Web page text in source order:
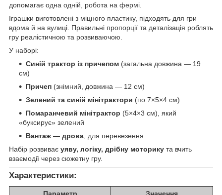
допомагає одна одній, робота на фермі.
Іграшки виготовлені з міцного пластику, підходять для гри
вдома й на вулиці. Правильні пропорції та деталізація роблять
гру реалістичною та розвиваючою.
У наборі:
Синій трактор із причепом (загальна довжина — 19
см)
Причеп (знімний, довжина — 12 см)
Зелений та синій мінітрактори (по 7×5×4 см)
Помаранчевий мінітрактор (5×4×3 см), який
«буксирує» зелений
Вантаж — дрова , для перевезення
Набір розвиває уяву, логіку, дрібну моторику та вчить
взаємодії через сюжетну гру.
Характеристики:
Параметр
Значення